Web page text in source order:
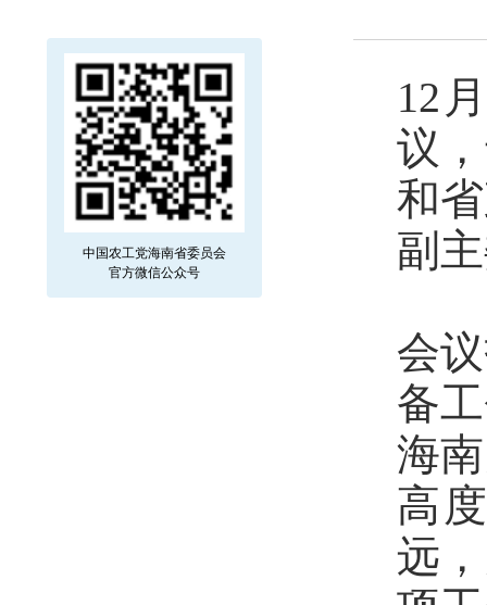
中国农工党海南省委员会
官方微信公众号
12
议
和
副
会
备
海
高
远